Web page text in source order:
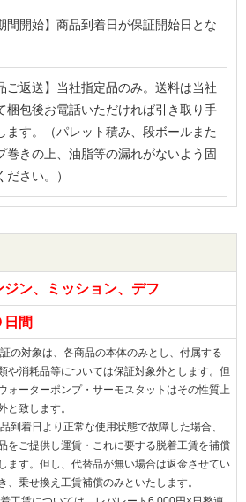
間開始】 商品到着日が保証開始日とな
ご返送】 当社指定品のみ。送料は当社
梱包後お電話いただければ引き取り手
ます。（パレット積み、段ボールまた
巻きの上、油脂等の漏れがないよう固
ださい。）
ジン、ミッション、デフ
日間
の対象は、各商品の本体のみとし、付属する
や消耗品等については保証対象外とします。但
ォーターポンプ・サーモスタットはその性質上
と致します。
到着日より正常な使用状態で故障した場合、
をご提供し運賃・これに要する脱着工賃を補償
ます。但し、代替品が無い場合は返金させてい
、乗せ換え工賃補償のみといたします。